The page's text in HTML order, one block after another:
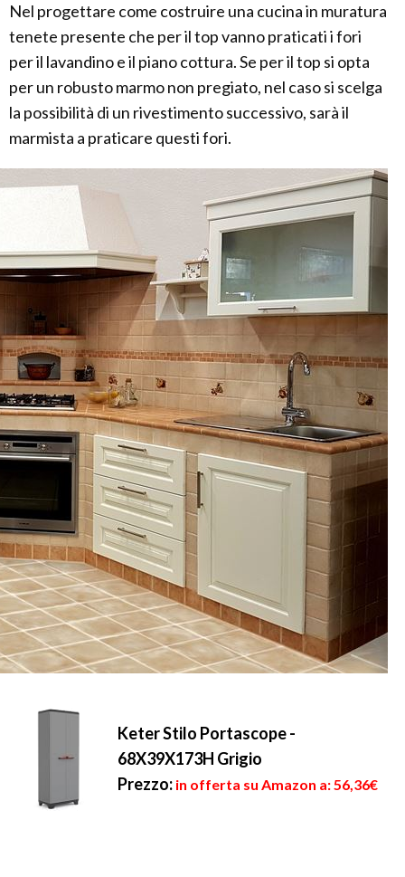
Nel progettare come costruire una cucina in muratura
tenete presente che per il top vanno praticati i fori
per il lavandino e il piano cottura. Se per il top si opta
per un robusto marmo non pregiato, nel caso si scelga
la possibilità di un rivestimento successivo, sarà il
marmista a praticare questi fori.
Keter Stilo Portascope -
68X39X173H Grigio
Prezzo: in offerta su Amazon a: 56,36€